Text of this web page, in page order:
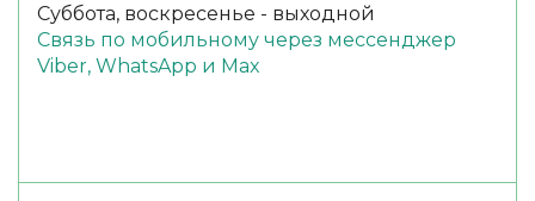
Суббота, воскресенье - выходной
Связь по мобильному через мессенджер
Viber, WhatsApp и Max